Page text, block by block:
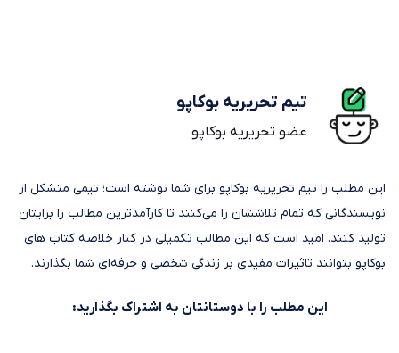
تیم تحریریه بوکاپو
عضو تحریریه بوکاپو
این مطلب را تیم تحریریه بوکاپو برای شما نوشته است؛ تیمی متشکل از
نویسندگانی که تمام تلاششان را می‌کنند تا کارآمدترین مطالب را برایتان
تولید کنند. امید است که این مطالب تکمیلی در کنار خلاصه کتاب های
بوکاپو بتوانند تاثیرات مفیدی بر زندگی شخصی و حرفه‌ای شما بگذارند.
این مطلب را با دوستانتان به اشتراک بگذارید: